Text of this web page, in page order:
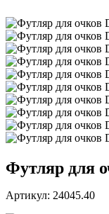
Футляр для
Артикул: 24045.40